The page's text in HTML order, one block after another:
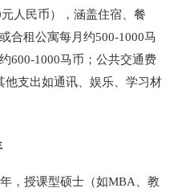
人民币），涵盖住宿、餐
合租公寓每月约500-1000马
600-1000马币；公共交通费
他支出如通讯、娱乐、学习材
，授课型硕士（如MBA、教